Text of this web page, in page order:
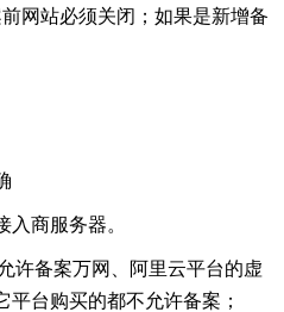
网站必须关闭；如果是新增备
商服务器。
许备案万网、阿里云平台的虚
台购买的都不允许备案；